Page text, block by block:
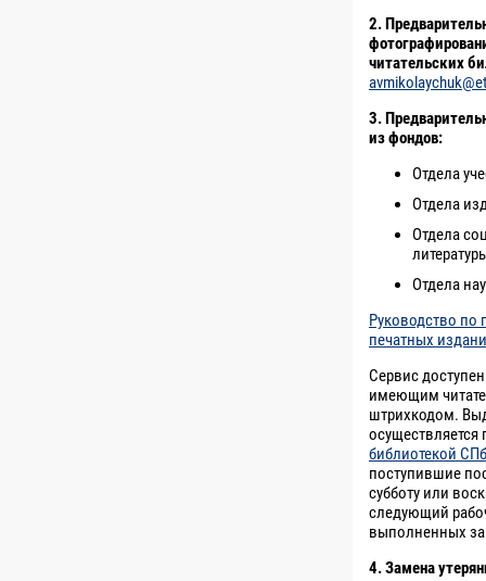
2.
читательских
3.
из фондов:
Отдела
Отдела
Отдела
Отдела
Руководство по
печатных
Сервис
имеющим
штрихкодом.
осуществляется
библиотекой
поступившие
субботу или
следующий
выполненных
4. Замена